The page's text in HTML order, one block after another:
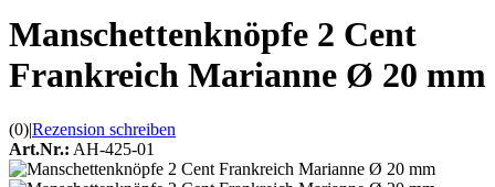
Manschettenknöpfe 2 Cent
Frankreich Marianne Ø 20 mm
(0)|Rezension schreiben
Art.Nr.: AH-425-01